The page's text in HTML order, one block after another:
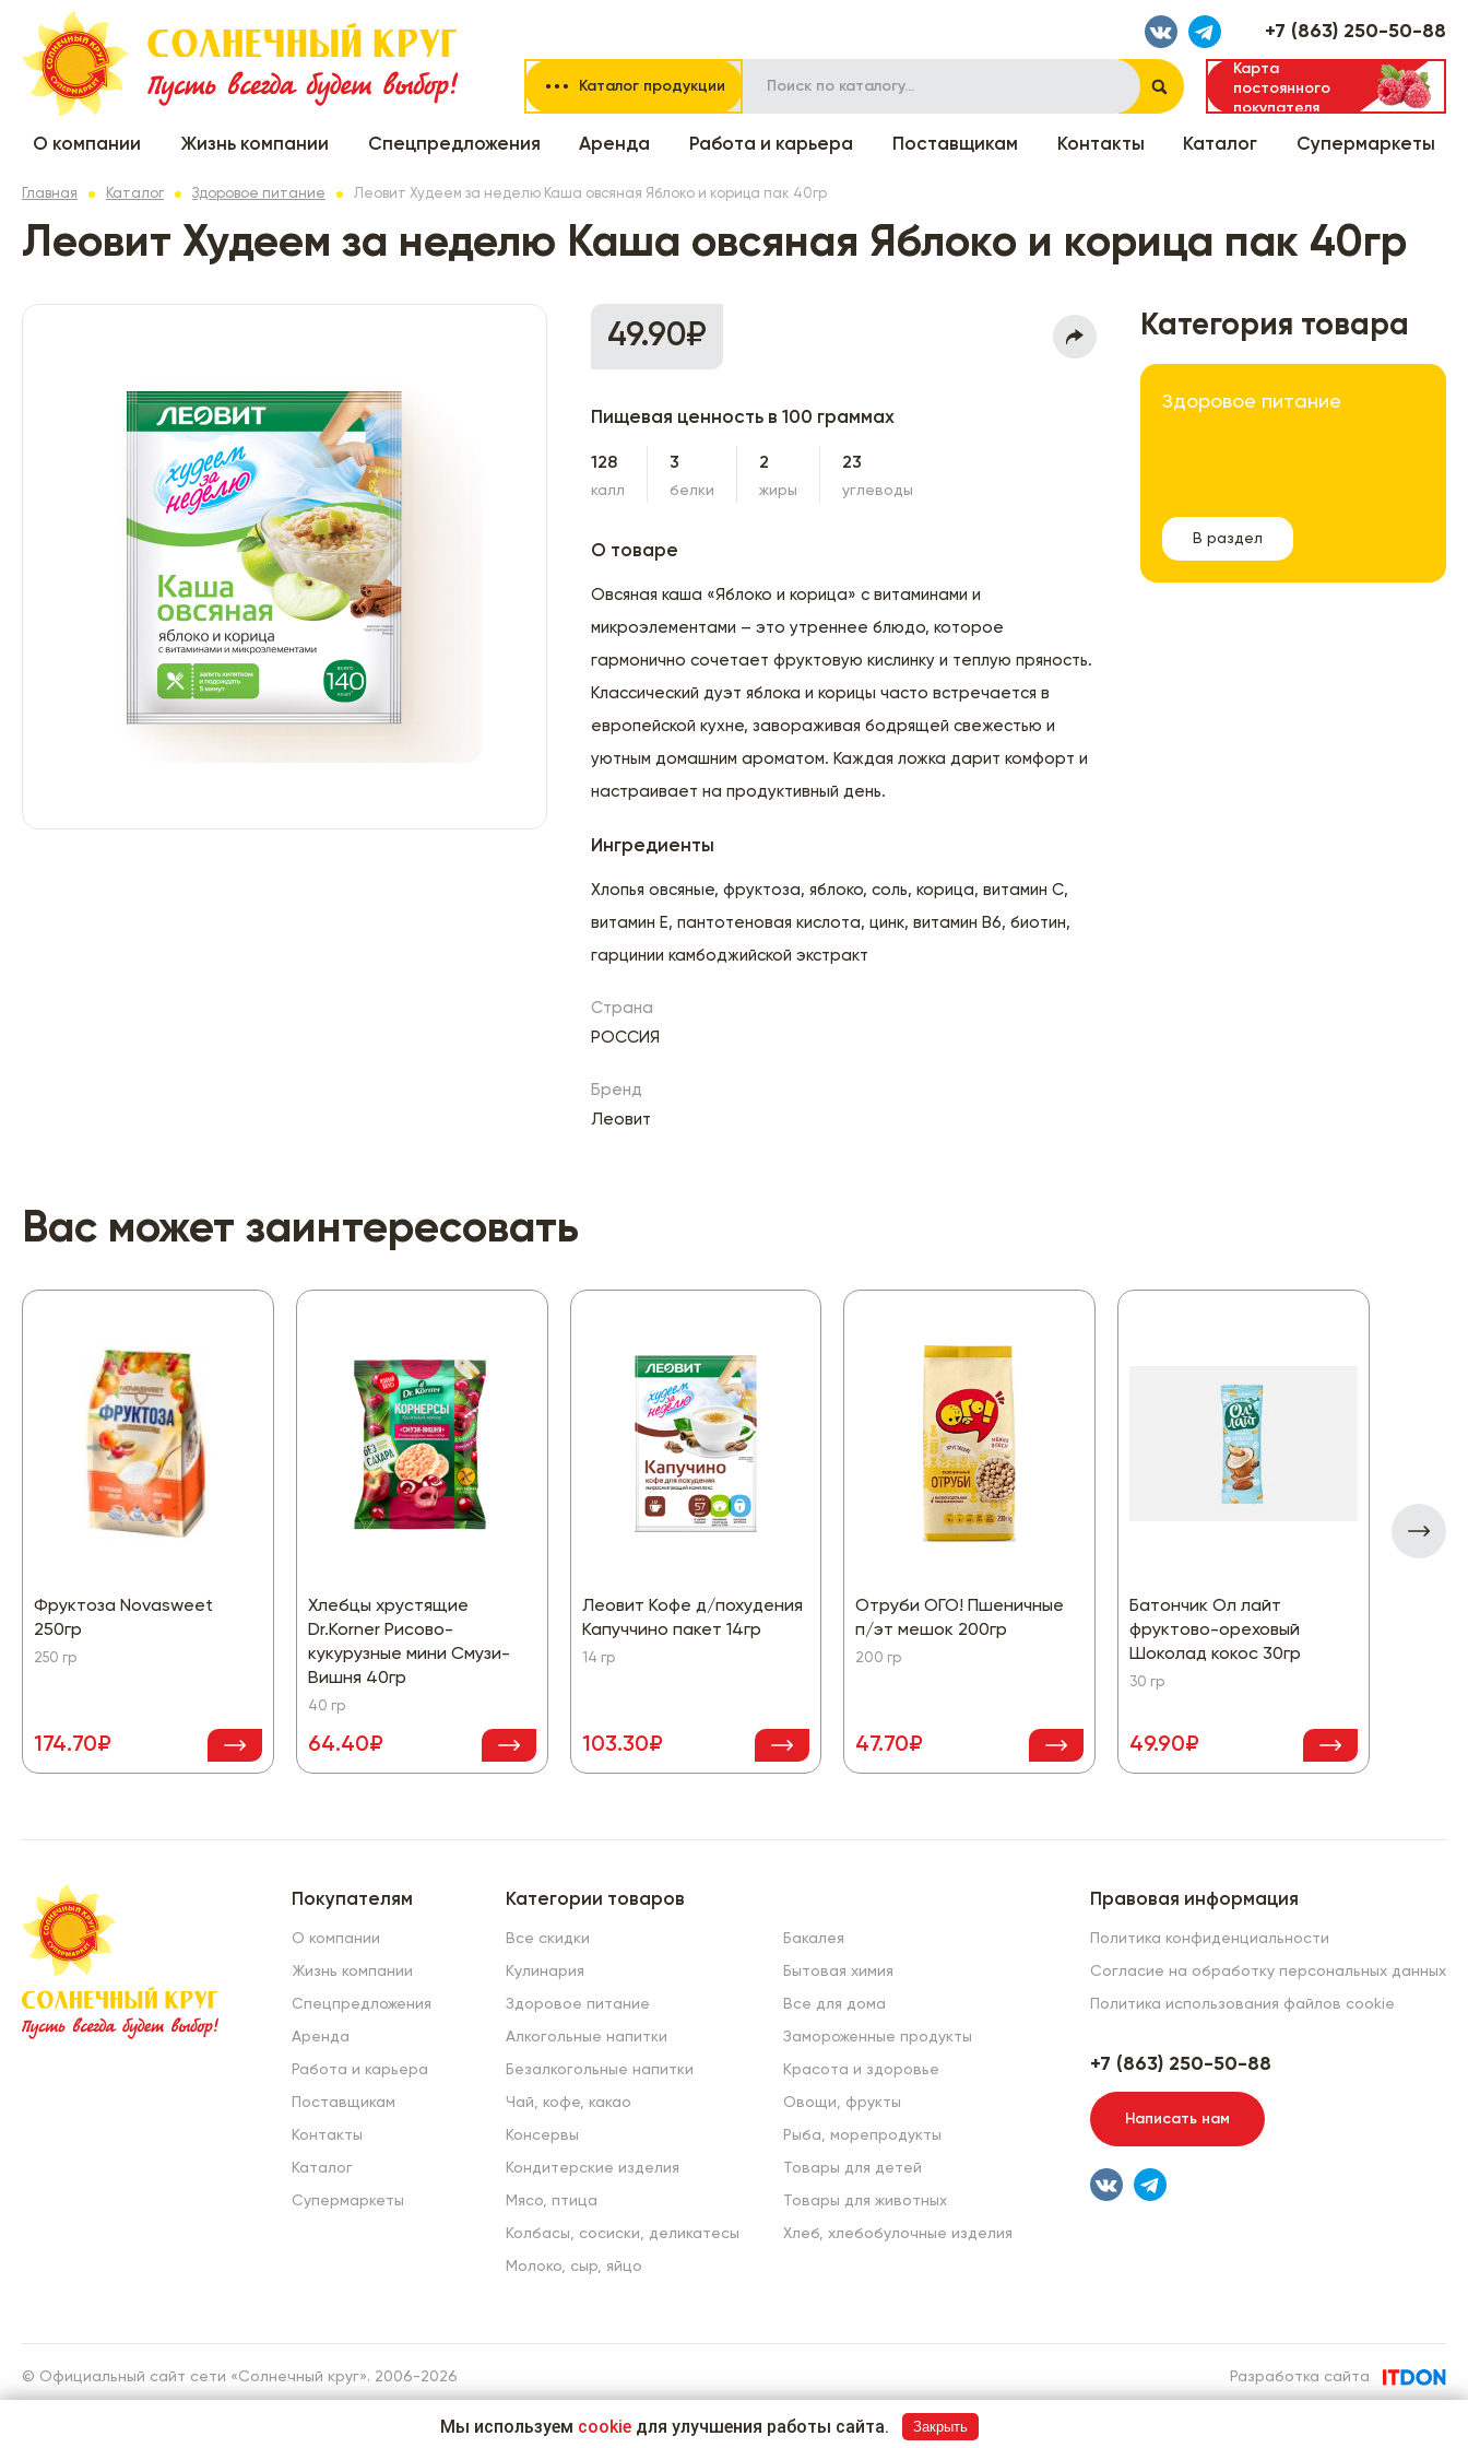
+7 (863) 250-50-88
Каталог продукции
Карта
постоянного
покупателя
О компании Жизнь компании Спецпредложения Аренда Работа и карьера Поставщикам Контакты Каталог Супермаркеты
Главная Каталог Здоровое питание Леовит Худеем за неделю Каша овсяная Яблоко и корица пак 40гр
Леовит Худеем за неделю Каша овсяная Яблоко и корица пак 40гр
49.90₽
Пищевая ценность в 100 граммах
128
калл
3
белки
2
жиры
23
углеводы
О товаре
Овсяная каша «Яблоко и корица» с витаминами и
микроэлементами – это утреннее блюдо, которое
гармонично сочетает фруктовую кислинку и теплую пряность.
Классический дуэт яблока и корицы часто встречается в
европейской кухне, завораживая бодрящей свежестью и
уютным домашним ароматом. Каждая ложка дарит комфорт и
настраивает на продуктивный день.
Ингредиенты
Хлопья овсяные, фруктоза, яблоко, соль, корица, витамин С,
витамин Е, пантотеновая кислота, цинк, витамин В6, биотин,
гарцинии камбоджийской экстракт
Страна
РОССИЯ
Бренд
Леовит
Категория товара
Здоровое питание
В раздел
Вас может заинтересовать
Фруктоза Novasweet
250гр
250 гр
174.70₽
Хлебцы хрустящие
Dr.Korner Рисово-
кукурузные мини Смузи-
Вишня 40гр
40 гр
64.40₽
Леовит Кофе д/похудения
Капуччино пакет 14гр
14 гр
103.30₽
Отруби ОГО! Пшеничные
п/эт мешок 200гр
200 гр
47.70₽
Батончик Ол лайт
фруктово-ореховый
Шоколад кокос 30гр
30 гр
49.90₽
Покупателям
О компании
Жизнь компании
Спецпредложения
Аренда
Работа и карьера
Поставщикам
Контакты
Каталог
Супермаркеты
Категории товаров
Все скидки
Кулинария
Здоровое питание
Алкогольные напитки
Безалкогольные напитки
Чай, кофе, какао
Консервы
Кондитерские изделия
Мясо, птица
Колбасы, сосиски, деликатесы
Молоко, сыр, яйцо
Бакалея
Бытовая химия
Все для дома
Замороженные продукты
Красота и здоровье
Овощи, фрукты
Рыба, морепродукты
Товары для детей
Товары для животных
Хлеб, хлебобулочные изделия
Правовая информация
Политика конфиденциальности
Согласие на обработку персональных данных
Политика использования файлов cookie
+7 (863) 250-50-88
Написать нам
© Официальный сайт сети «Солнечный круг». 2006-2026 Разработка сайта
Мы используем cookieдля улучшения работы сайта. Закрыть